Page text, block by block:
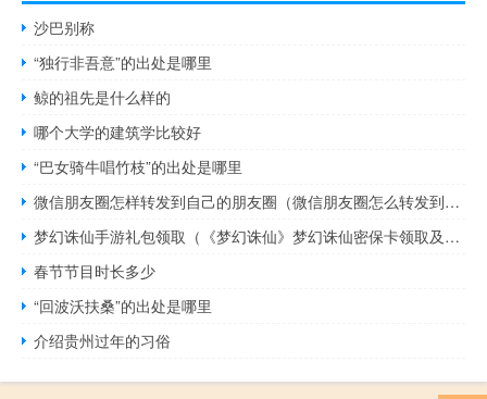
沙巴别称
“独行非吾意”的出处是哪里
鲸的祖先是什么样的
哪个大学的建筑学比较好
“巴女骑牛唱竹枝”的出处是哪里
微信朋友圈怎样转发到自己的朋友圈（微信朋友圈怎么转发到自己的朋友圈）
梦幻诛仙手游礼包领取（《梦幻诛仙》梦幻诛仙密保卡领取及绑定攻略）
春节节目时长多少
“回波沃扶桑”的出处是哪里
介绍贵州过年的习俗